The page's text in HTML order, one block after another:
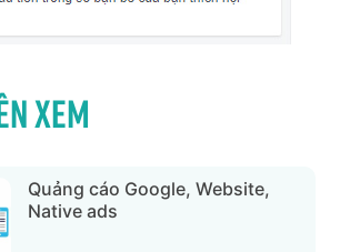
xem
Quảng cáo Google, Website,
Native ads